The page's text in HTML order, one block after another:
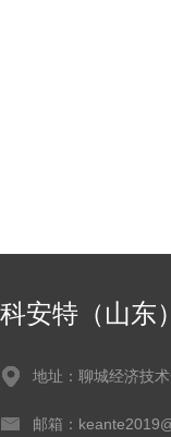
科安特（山东
地址：聊城经济技
邮箱：